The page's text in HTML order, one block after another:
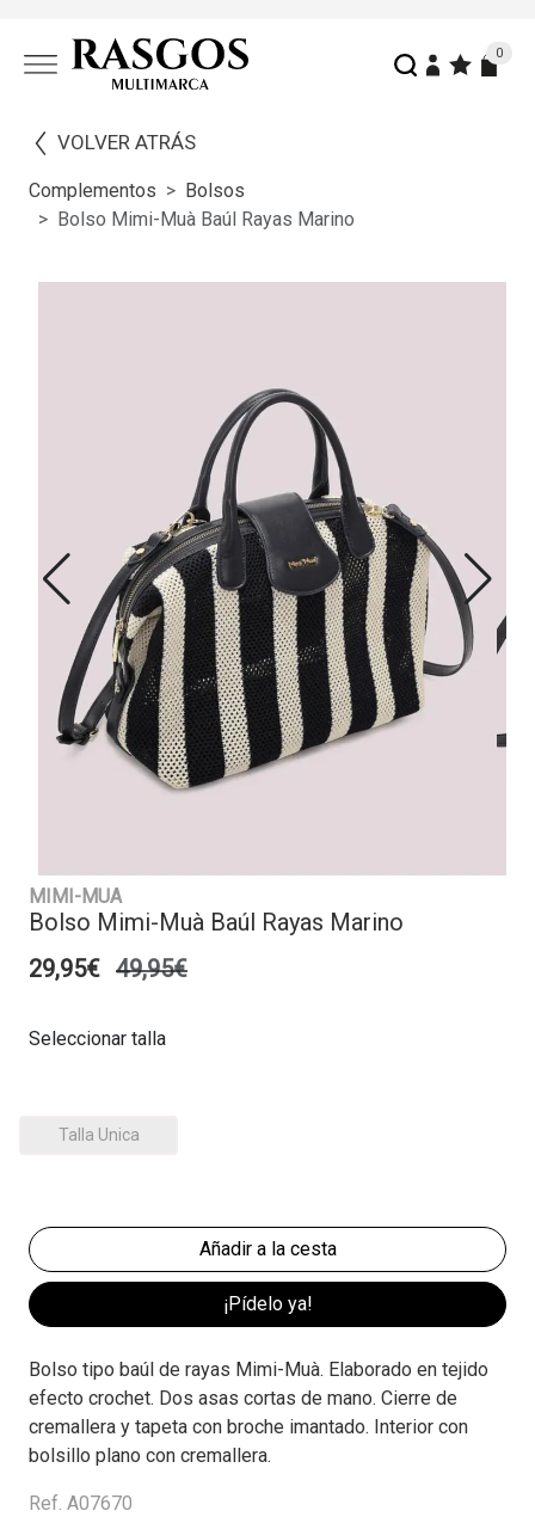
0
VOLVER ATRÁS
Complementos
Bolsos
Bolso Mimi-Muà Baúl Rayas Marino
MIMI-MUA
Bolso Mimi-Muà Baúl Rayas Marino
29,95€ 49,95€
Seleccionar talla
Talla Unica
¡Pídelo ya!
Bolso tipo baúl de rayas Mimi-Muà. Elaborado en tejido
efecto crochet. Dos asas cortas de mano. Cierre de
cremallera y tapeta con broche imantado. Interior con
bolsillo plano con cremallera.
Ref. A07670